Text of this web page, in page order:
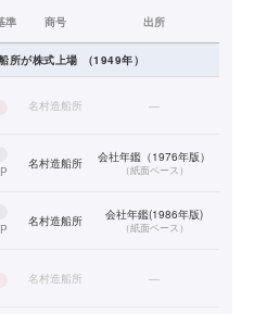
準 商号 出所
所が株式上場 （1949年）
名村造船所 —
名村造船所 会社年鑑（1976年版）
（紙面ベース）
名村造船所 会社年鑑(1986年版)
（紙面ベース）
名村造船所 —